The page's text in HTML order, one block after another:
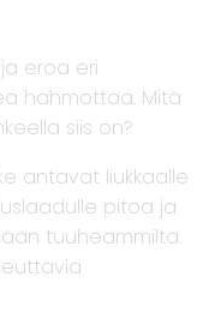
eroa eri
hahmottaa. Mitä
siis on?
antavat liukkaalle
pitoa ja
tuuheammilta.